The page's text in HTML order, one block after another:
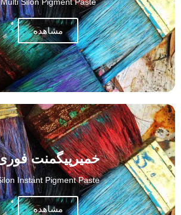
Multi Silon Pigment Paste
مشاهده
خمیرپیگمنت فوری
Silon Instant Pigment Paste
مشاهده